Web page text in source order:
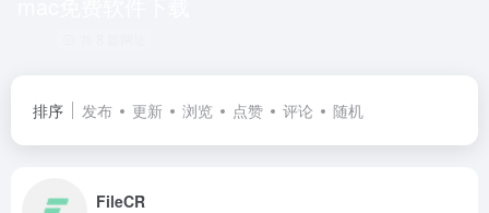
排序 发布 更新 浏览 点赞 评论 随机
FileCR